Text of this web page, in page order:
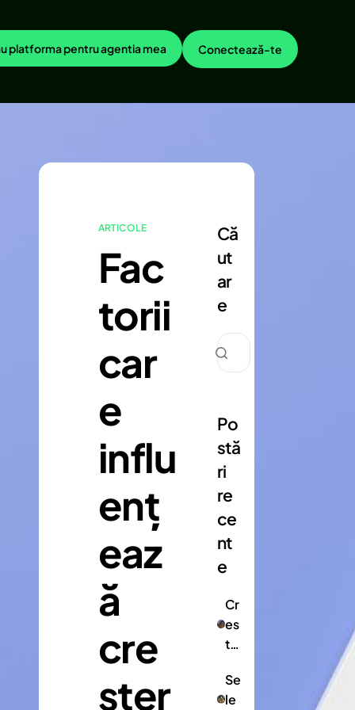
platforma pentru agentia mea Conectează-te
ARTICOLE
Fac
torii
car
e
influ
enț
eaz
ă
cre
șter
Că
ut
ar
e
Po
stă
ri
re
ce
nt
e
Cr
es
te
a
ra
Se
le